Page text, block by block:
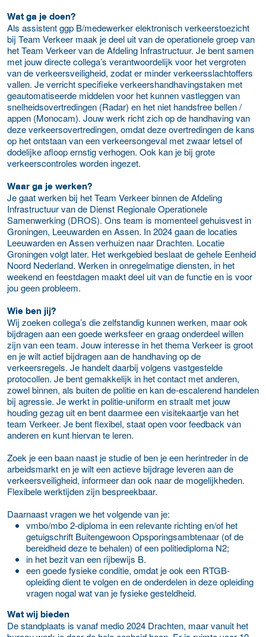
Wat ga je doen?
Als assistent ggp B/medewerker elektronisch verkeerstoezicht
bij Team Verkeer maak je deel uit van de operationele groep van
het Team Verkeer van de Afdeling Infrastructuur. Je bent samen
met jouw directe collega’s verantwoordelijk voor het vergroten
van de verkeersveiligheid, zodat er minder verkeersslachtoffers
vallen. Je verricht specifieke verkeershandhavingstaken met
geautomatiseerde middelen voor het kunnen vastleggen van
snelheidsovertredingen (Radar) en het niet handsfree bellen /
appen (Monocam). Jouw werk richt zich op de handhaving van
deze verkeersovertredingen, omdat deze overtredingen de kans
op het ontstaan van een verkeersongeval met zwaar letsel of
dodelijke afloop ernstig verhogen. Ook kan je bij grote
verkeerscontroles worden ingezet.
Waar ga je werken?
Je gaat werken bij het Team Verkeer binnen de Afdeling
Infrastructuur van de Dienst Regionale Operationele
Samenwerking (DROS). Ons team is momenteel gehuisvest in
Groningen, Leeuwarden en Assen. In 2024 gaan de locaties
Leeuwarden en Assen verhuizen naar Drachten. Locatie
Groningen volgt later. Het werkgebied beslaat de gehele Eenheid
Noord Nederland. Werken in onregelmatige diensten, in het
weekend en feestdagen maakt deel uit van de functie en is voor
jou geen probleem.
Wie ben jij?
Wij zoeken collega’s die zelfstandig kunnen werken, maar ook
bijdragen aan een goede werksfeer en graag onderdeel willen
zijn van een team. Jouw interesse in het thema Verkeer is groot
en je wilt actief bijdragen aan de handhaving op de
verkeersregels. Je handelt daarbij volgens vastgestelde
protocollen. Je bent gemakkelijk in het contact met anderen,
zowel binnen, als buiten de politie en kan de-escalerend handelen
bij agressie. Je werkt in politie-uniform en straalt met jouw
houding gezag uit en bent daarmee een visitekaartje van het
team Verkeer. Je bent flexibel, staat open voor feedback van
anderen en kunt hiervan te leren.
Zoek je een baan naast je studie of ben je een herintreder in de
arbeidsmarkt en je wilt een actieve bijdrage leveren aan de
verkeersveiligheid, informeer dan ook naar de mogelijkheden.
Flexibele werktijden zijn bespreekbaar.
Daarnaast vragen we het volgende van je:
vmbo/mbo 2-diploma in een relevante richting en/of het
getuigschrift Buitengewoon Opsporingsambtenaar (of de
bereidheid deze te behalen) of een politiediploma N2;
in het bezit van een rijbewijs B.
een goede fysieke conditie, omdat je ook een RTGB-
opleiding dient te volgen en de onderdelen in deze opleiding
vragen nogal wat van je fysieke gesteldheid.
Wat wij bieden
De standplaats is vanaf medio 2024 Drachten, maar vanuit het